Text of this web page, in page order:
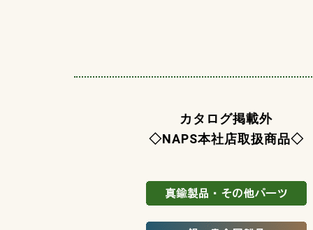
カタログ掲載外
◇NAPS本社店取扱商品◇